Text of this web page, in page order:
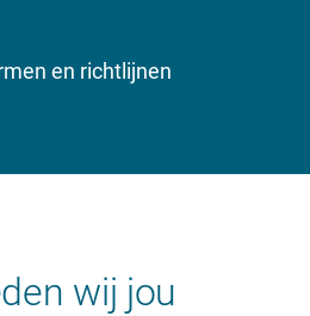
en richtlijnen
wij jou